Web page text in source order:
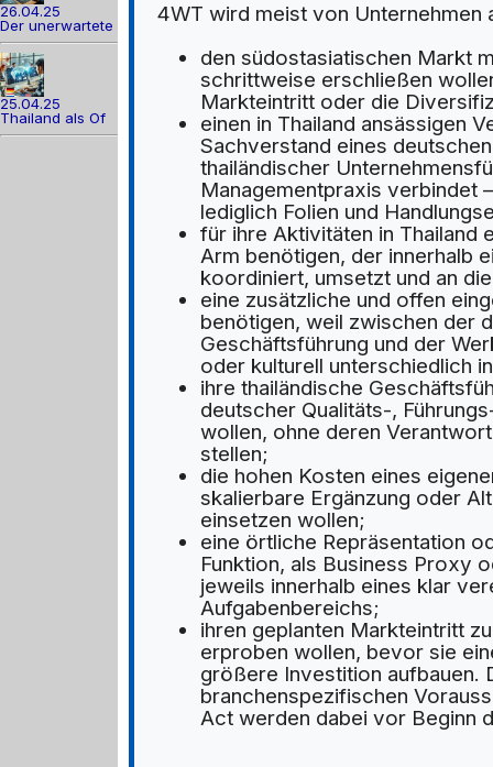
26.04.25
Der unerwartete
25.04.25
Thailand als Of
4WT wird meist von Unternehmen
den südostasiatischen Markt
schrittweise erschließen
Markteintritt oder die
einen in Thailand ansässigen
Sachverstand eines
thailändischer
Managementpraxis verbindet
lediglich Folien und
für ihre Aktivitäten in Thailand
Arm benötigen, der innerhalb
koordiniert, umsetzt und an
eine zusätzliche und offen
benötigen, weil zwischen der
Geschäftsführung und der
oder kulturell unterschiedlich
ihre thailändische
deutscher Qualitäts-,
wollen, ohne deren
stellen;
die hohen Kosten eines
skalierbare Ergänzung oder
einsetzen wollen;
eine örtliche Repräsentation
Funktion, als Business Proxy
jeweils innerhalb eines klar
Aufgabenbereichs;
ihren geplanten Markteintritt
erproben wollen, bevor sie
größere Investition aufbauen.
branchenspezifischen
Act werden dabei vor Beginn